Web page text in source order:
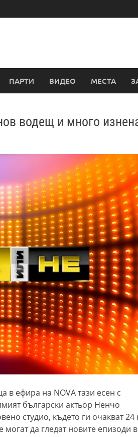
ПАРТИ ВИДЕО МЕСТА
водещ и много
в ефира на NOVA тази есен с
български актьор Ненчо
студио, където ги очакват 24
да гледат новите епизоди